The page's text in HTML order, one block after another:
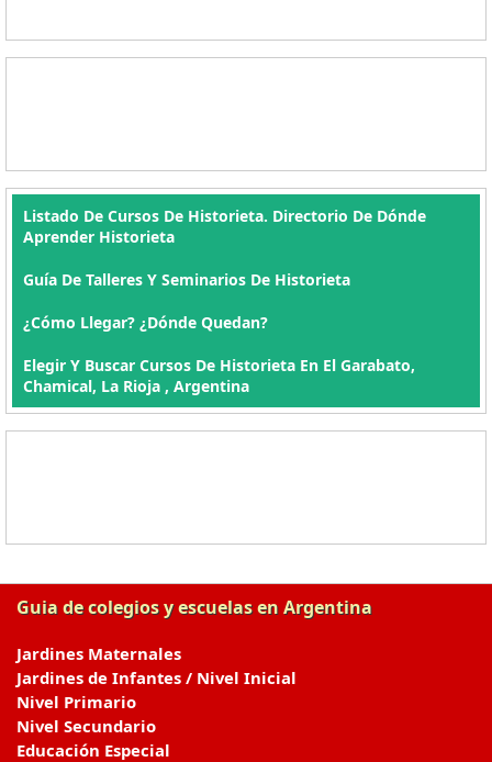
Listado De Cursos De Historieta. Directorio De Dónde
Aprender Historieta
Guía De Talleres Y Seminarios De Historieta
¿Cómo Llegar? ¿Dónde Quedan?
Elegir Y Buscar Cursos De Historieta En El Garabato,
Chamical, La Rioja , Argentina
Guia de colegios y escuelas en Argentina
Jardines Maternales
Jardines de Infantes / Nivel Inicial
Nivel Primario
Nivel Secundario
Educación Especial